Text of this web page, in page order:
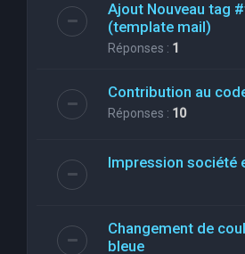
Ajout Nouveau tag
(template mail)
Réponses : 1
Contribution au
Réponses : 10
Impression société
Changement de
bleue